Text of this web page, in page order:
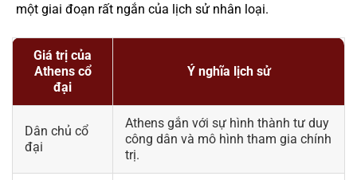
một giai đoạn rất ngắn của lịch sử nhân loại.
Giá trị của
Athens cổ
đại
Ý nghĩa lịch sử
Dân chủ cổ
đại
Athens gắn với sự hình thành tư duy
công dân và mô hình tham gia chính
trị.